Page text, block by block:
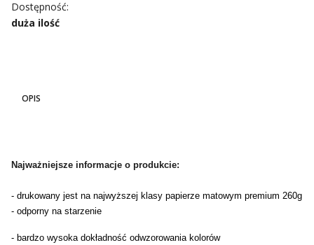
Dostępność:
duża ilość
OPIS
Najważniejsze informacje o produkcie:
- drukowany jest na najwyższej klasy papierze matowym premium 260g
- odporny na starzenie
- bardzo wysoka dokładność odwzorowania kolorów